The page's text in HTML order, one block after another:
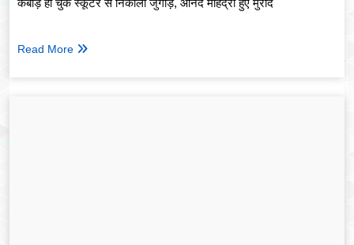
Read More